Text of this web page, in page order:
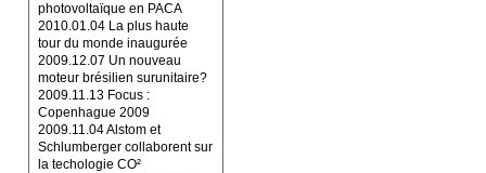
photovoltaïque en PACA
2010.01.04 La plus haute
tour du monde inaugurée
2009.12.07 Un nouveau
moteur brésilien surunitaire?
2009.11.13 Focus :
Copenhague 2009
2009.11.04 Alstom et
Schlumberger collaborent sur
la techologie CO²